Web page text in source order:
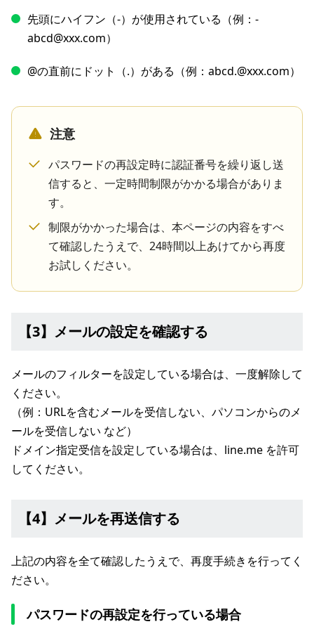
先頭にハイフン（-）が使用されている（例：-
abcd@xxx.com）
@の直前にドット（.）がある（例：abcd.@xxx.com）
注意
パスワードの再設定時に認証番号を繰り返し送
信すると、一定時間制限がかかる場合がありま
す。
制限がかかった場合は、本ページの内容をすべ
て確認したうえで、24時間以上あけてから再度
お試しください。
【3】メールの設定を確認する
メールのフィルターを設定している場合は、一度解除して
ください。
（例：URLを含むメールを受信しない、パソコンからのメ
ールを受信しない など）
ドメイン指定受信を設定している場合は、line.me を許可
してください。
【4】メールを再送信する
上記の内容を全て確認したうえで、再度手続きを行ってく
ださい。
パスワードの再設定を行っている場合